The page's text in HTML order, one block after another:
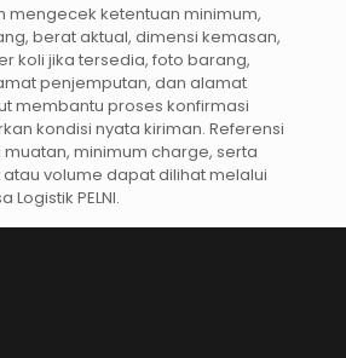
mengecek ketentuan minimum,
berat aktual, dimensi kemasan,
koli jika tersedia, foto barang,
penjemputan, dan alamat
membantu proses konfirmasi
kondisi nyata kiriman. Referensi
minimum charge, serta
volume dapat dilihat melalui
PELNI.